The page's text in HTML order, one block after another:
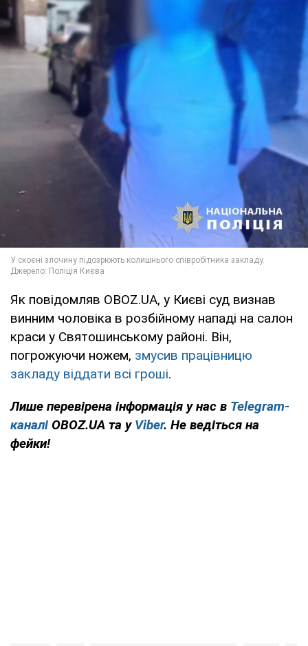
Як повідомляв OBOZ.UA, у Києві суд визнав
винним чоловіка в розбійному нападі на салон
краси у Святошинському районі. Він,
погрожуючи ножем, змусив працівницю
закладу віддати всі гроші.
Лише перевірена інформація у нас в Telegram-
каналі OBOZ.UA та у Viber. Не ведіться на
фейки!